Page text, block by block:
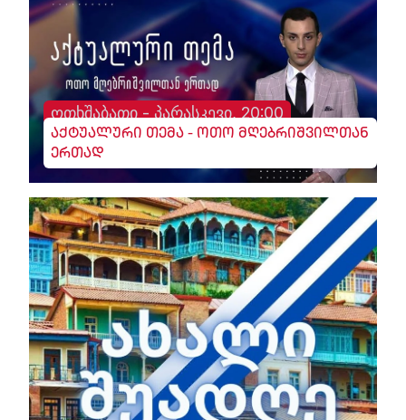
ოთხშაბათი - პარასკევი, 20:00
აქტუალური თემა - ოთო მღებრიშვილთან
ერთად